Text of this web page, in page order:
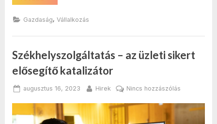
székhelyszolgáltató
Gazdaság, Vállalkozás
Székhelyszolgáltatás – az üzleti sikert
elősegítő katalizátor
Posted
augusztus 16, 2023 By
Hirek Nincs hozzászólás
az